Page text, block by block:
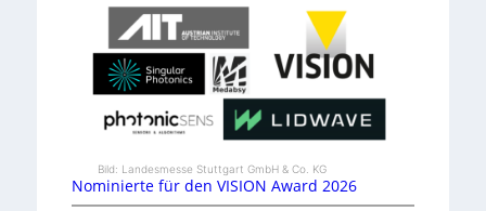
Bild: Landesmesse Stuttgart GmbH & Co. KG
Nominierte für den VISION Award 2026